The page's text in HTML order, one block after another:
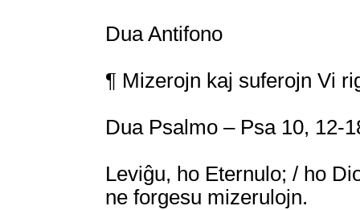
Dua Antifono
¶ Mizerojn kaj suferojn Vi
Dua Psalmo – Psa 10, 12-
Leviĝu, ho Eternulo; / ho
ne forgesu mizerulojn.